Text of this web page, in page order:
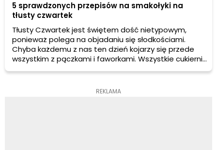
5 sprawdzonych przepisów na smakołyki na
tłusty czwartek
Tłusty Czwartek jest świętem dość nietypowym,
ponieważ polega na objadaniu się słodkościami.
Chyba każdemu z nas ten dzień kojarzy się przede
wszystkim z pączkami i faworkami. Wszystkie cukiernie
pachną świeżutkimi wypiekami i lukrem.
REKLAMA